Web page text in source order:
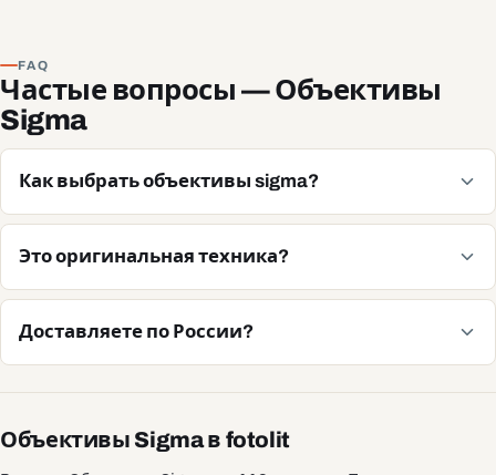
FAQ
Частые вопросы — Объективы
Sigma
Как выбрать объективы sigma?
Это оригинальная техника?
Доставляете по России?
Объективы Sigma в fotolit